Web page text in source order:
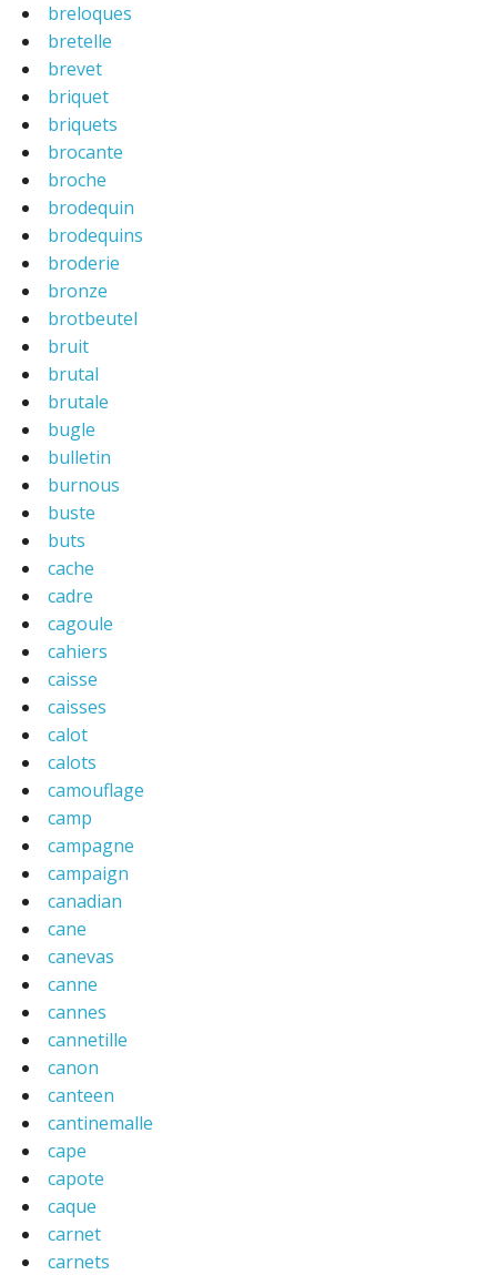
breloques
bretelle
brevet
briquet
briquets
brocante
broche
brodequin
brodequins
broderie
bronze
brotbeutel
bruit
brutal
brutale
bugle
bulletin
burnous
buste
buts
cache
cadre
cagoule
cahiers
caisse
caisses
calot
calots
camouflage
camp
campagne
campaign
canadian
cane
canevas
canne
cannes
cannetille
canon
canteen
cantinemalle
cape
capote
caque
carnet
carnets